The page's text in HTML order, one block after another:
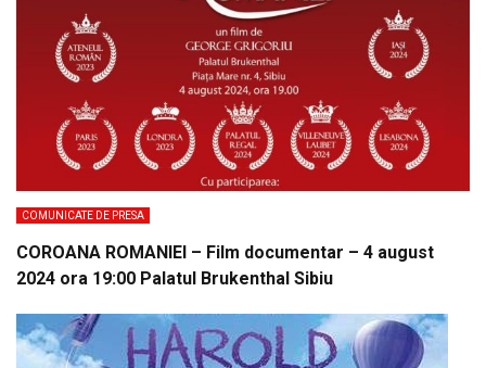
COMUNICATE DE PRESA
COROANA ROMANIEI – Film documentar – 4 august
2024 ora 19:00 Palatul Brukenthal Sibiu